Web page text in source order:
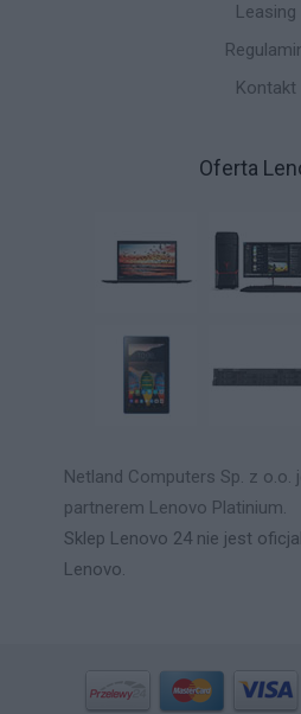
Leasing
Kontakt
Oferta
Netland Computers Sp. z
partnerem Lenovo Platinium.
Sklep Lenovo 24 nie jest
Lenovo.